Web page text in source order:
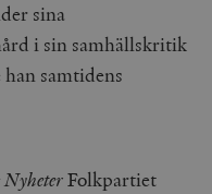
sina
i sin samhällskritik
samtidens
NyheterFolkpartiet